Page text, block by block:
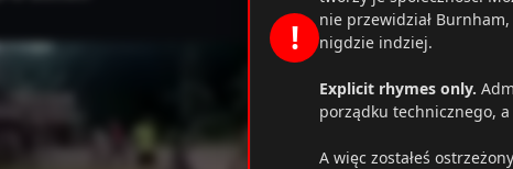
!
nie przewidział
nigdzie indziej.
Explicit rhymes only.
porządku technicznego,
A więc zostałeś